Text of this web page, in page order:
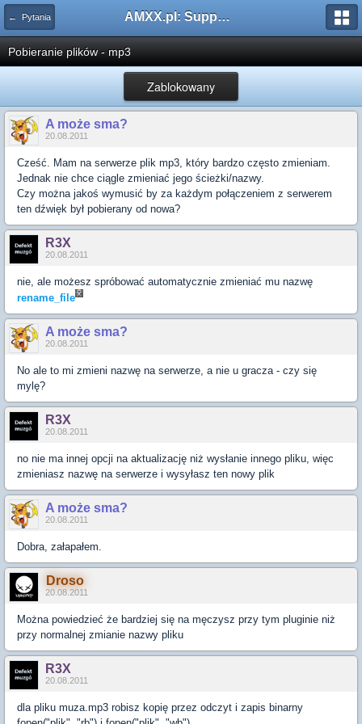
← Pytania AMXX.pl: Support AMX Mod X i SourceMod
Pobieranie plików - mp3
Zablokowany
A może sma?
20.08.2011
Cześć. Mam na serwerze plik mp3, który bardzo często zmieniam.
Jednak nie chce ciągle zmieniać jego ścieżki/nazwy.
Czy można jakoś wymusić by za każdym połączeniem z serwerem
ten dźwięk był pobierany od nowa?
R3X
20.08.2011
nie, ale możesz spróbować automatycznie zmieniać mu nazwę
rename_file
A może sma?
20.08.2011
No ale to mi zmieni nazwę na serwerze, a nie u gracza - czy się
mylę?
R3X
20.08.2011
no nie ma innej opcji na aktualizację niż wysłanie innego pliku, więc
zmieniasz nazwę na serwerze i wysyłasz ten nowy plik
A może sma?
20.08.2011
Dobra, załapałem.
Droso
20.08.2011
Można powiedzieć że bardziej się na męczysz przy tym pluginie niż
przy normalnej zmianie nazwy pliku
R3X
20.08.2011
dla pliku muza.mp3 robisz kopię przez odczyt i zapis binarny